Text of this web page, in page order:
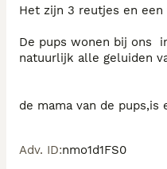
Het zijn 3 reutjes en een
De pups wonen bij ons
natuurlijk alle geluiden
de mama van de
Adv. ID:nmo1d1FS0